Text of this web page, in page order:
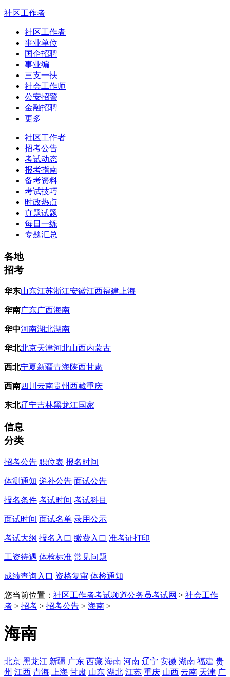
社区工作者
社区工作者
事业单位
国企招聘
事业编
三支一扶
社会工作师
公安招警
金融招聘
更多
社区工作者
招考公告
考试动态
报考指南
备考资料
考试技巧
时政热点
真题试题
每日一练
专题汇总
各地
招考
华东山东江苏浙江安徽江西福建上海
华南广东广西海南
华中河南湖北湖南
华北北京天津河北山西内蒙古
西北宁夏新疆青海陕西甘肃
西南四川 云南贵州西藏重庆
东北辽宁吉林黑龙江国家
信息
分类
招考公告 职位表 报名时间
体测通知 递补公告 面试公告
报名条件 考试时间 考试科目
面试时间 面试名单 录用公示
考试大纲 报名入口 缴费入口 准考证打印
工资待遇 体检标准 常见问题
成绩查询入口 资格复审 体检通知
您当前位置： 社区工作者考试频道公务员考试网 > 社会工作
者 > 招考 > 招考公告 > 海南 >
海南
北京 黑龙江 新疆 广东 西藏 海南 河南 辽宁 安徽 湖南 福建 贵
州 江西 青海 上海 甘肃 山东 湖北 江苏 重庆 山西 云南 天津 广